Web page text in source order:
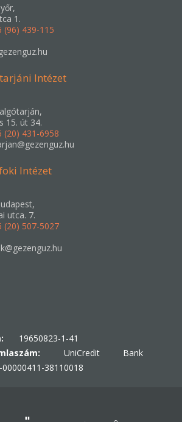
1.
(96) 439-115
Intézet
15. út 34.
(20) 431-6958
Intézet
utca. 7.
(20) 507-5027
19650823-1-41
UniCredit Bank
38110018